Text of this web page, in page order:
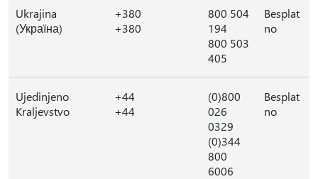
Ukrajina
(Україна)
+380
+380
800 504
194
800 503
405
Besplat
no
Ujedinjeno
Kraljevstvo
+44
+44
(0)800
026
0329
(0)344
800
6006
Besplat
no